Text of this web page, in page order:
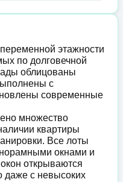
этажности
по долговечной
облицованы
с
современные
множество
квартиры
Все лоты
окнами и
открываются
даже с невысоких